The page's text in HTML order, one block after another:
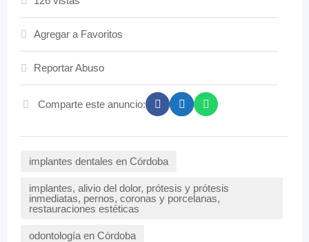
Agregar a Favoritos
Reportar Abuso
Comparte este anuncio:
implantes dentales en Córdoba
implantes, alivio del dolor, prótesis y prótesis
inmediatas, pernos, coronas y porcelanas,
restauraciones estéticas
odontología en Córdoba